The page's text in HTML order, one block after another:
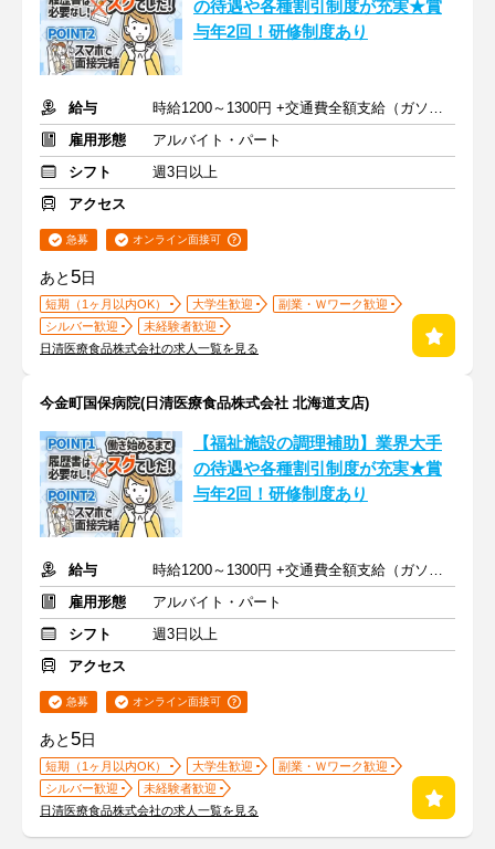
の待遇や各種割引制度が充実★賞
与年2回！研修制度あり
給与
時給1200～1300円 +交通費全額支給（ガソリン代も支給）
雇用形態
アルバイト・パート
シフト
週3日以上
アクセス
急募 オンライン面接可
あと 5日
短期（1ヶ月以内OK） 大学生歓迎
副業・Ｗワーク歓迎
シルバー歓迎
未経験者歓迎
日清医療食品株式会社の求人一覧を見る
今金町国保病院(日清医療食品株式会社 北海道支店)
【福祉施設の調理補助】業界大手
の待遇や各種割引制度が充実★賞
与年2回！研修制度あり
給与
時給1200～1300円 +交通費全額支給（ガソリン代も支給）
雇用形態
アルバイト・パート
シフト
週3日以上
アクセス
急募 オンライン面接可
あと 5日
短期（1ヶ月以内OK） 大学生歓迎
副業・Ｗワーク歓迎
シルバー歓迎
未経験者歓迎
日清医療食品株式会社の求人一覧を見る